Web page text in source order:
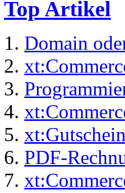
Top Artikel
Domain
PDF-